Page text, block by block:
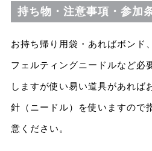
持ち物・注意事項・参加
お持ち帰り用袋・あればボン
フェルティングニードルなど必
しますが使い易い道具があれば
針（ニードル）を使いますので
意ください。